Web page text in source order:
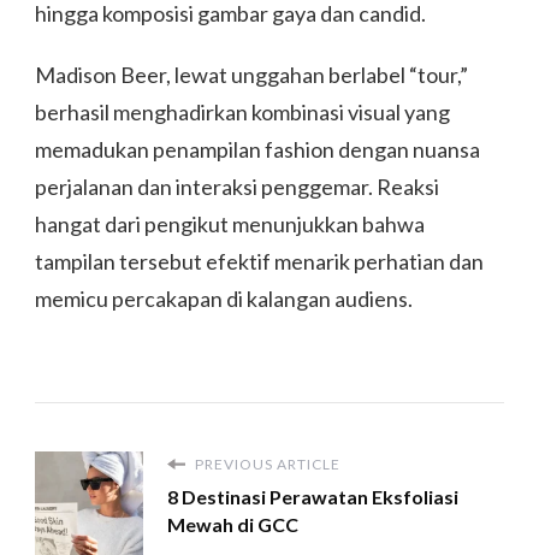
hingga komposisi gambar gaya dan candid.
Madison Beer, lewat unggahan berlabel “tour,”
berhasil menghadirkan kombinasi visual yang
memadukan penampilan fashion dengan nuansa
perjalanan dan interaksi penggemar. Reaksi
hangat dari pengikut menunjukkan bahwa
tampilan tersebut efektif menarik perhatian dan
memicu percakapan di kalangan audiens.
PREVIOUS ARTICLE
8 Destinasi Perawatan Eksfoliasi
Mewah di GCC